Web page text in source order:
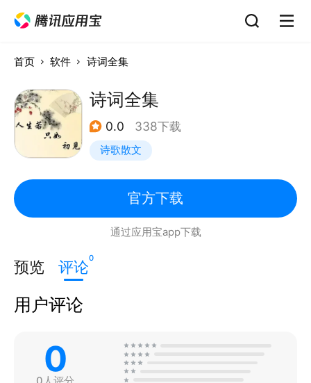
首页 软件 诗词全集
诗词全集
0.0 338下载
诗歌散文
官方下载
通过应用宝app下载
预览 评论0
用户评论
0